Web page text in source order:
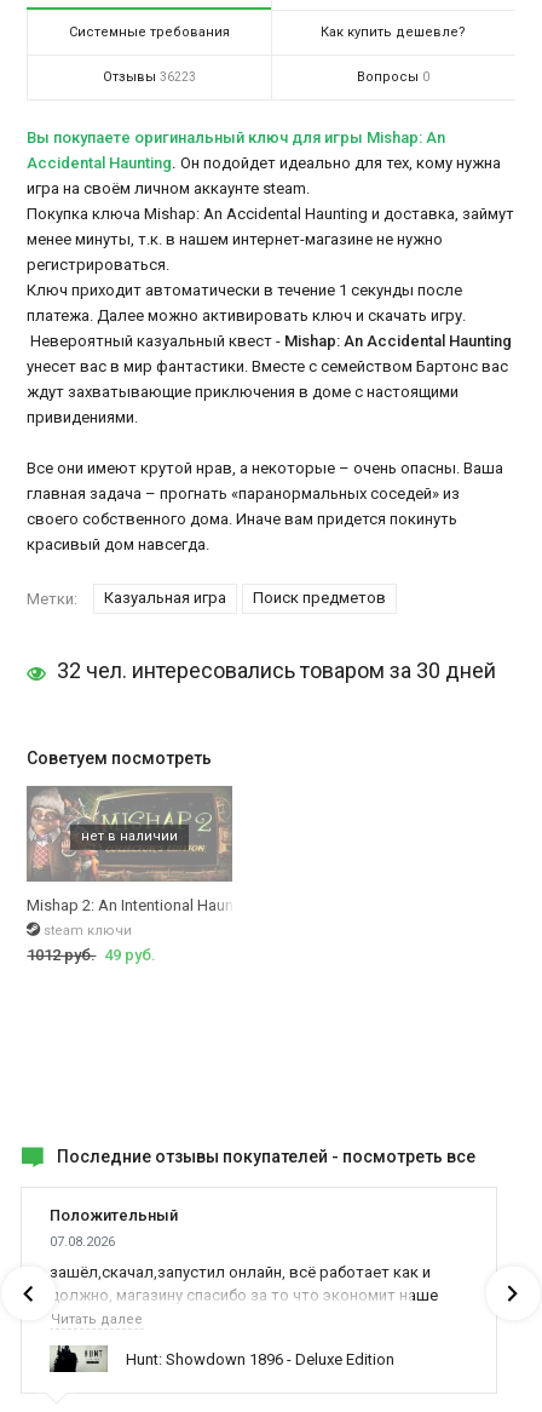
Системные требования Как купить дешевле?
Отзывы 36223 Вопросы 0
Вы покупаете оригинальный ключ для игры Mishap: An
Accidental Haunting. Он подойдет идеально для тех, кому нужна
игра на своём личном аккаунте steam.
Покупка ключа Mishap: An Accidental Haunting и доставка, займут
менее минуты, т.к. в нашем интернет-магазине не нужно
регистрироваться.
Ключ приходит автоматически в течение 1 секунды после
платежа. Далее можно активировать ключ и скачать игру.
Невероятный казуальный квест - Mishap: An Accidental Haunting
унесет вас в мир фантастики. Вместе с семейством Бартонс вас
ждут захватывающие приключения в доме с настоящими
привидениями.
Все они имеют крутой нрав, а некоторые – очень опасны. Ваша
главная задача – прогнать «паранормальных соседей» из
своего собственного дома. Иначе вам придется покинуть
красивый дом навсегда.
Метки: Казуальная игра Поиск предметов
32 чел. интересовались товаром за 30 дней
Советуем посмотреть
Mishap 2: An Intentional Haunting - Collector's Edition
steam ключи
1012 руб. 49 руб.
Последние отзывы покупателей - посмотреть все
Положительный
07.08.2026
зашёл,скачал,запустил онлайн, всё работает как и
должно, магазину спасибо за то что экономит наше
время,нервы и деньги, ребята вы красава оказываете
поддержку населению и походу из всех только вы и
оказываете помощь
Читать далее
Hunt: Showdown 1896 - Deluxe Edition